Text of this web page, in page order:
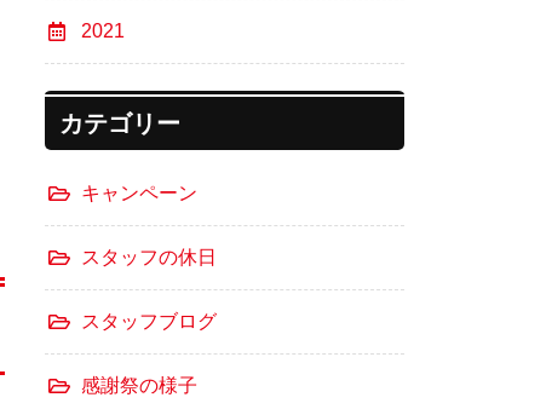
2021
カテゴリー
キャンペーン
スタッフの休日
スタッフブログ
感謝祭の様子